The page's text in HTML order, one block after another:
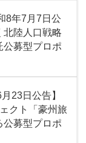
8年7月7日公
北陸人口戦略
公募型プロポ
23日公告】
クト「豪州旅
公募型プロポ